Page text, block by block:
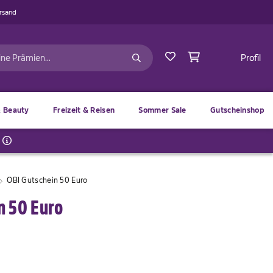
Profil
Beauty Freizeit & Reisen Sommer Sale Gutscheinshop
OBI Gutschein 50 Euro
50 Euro